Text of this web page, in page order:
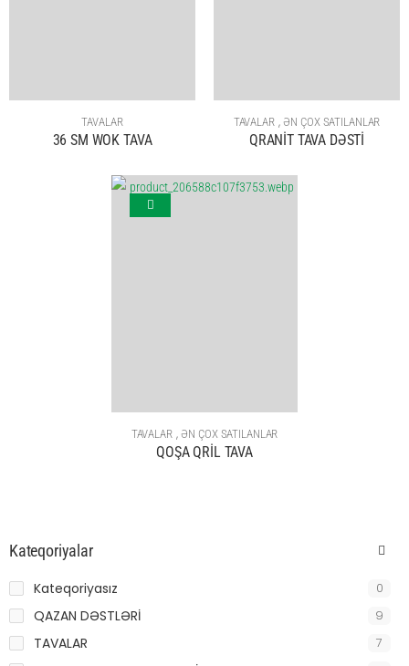
TAVALAR
36 SM WOK TAVA
TAVALAR,ƏN ÇOX SATILANLAR
QRANİT TAVA DƏSTİ
TAVALAR,ƏN ÇOX SATILANLAR
QOŞA QRİL TAVA
Kateqoriyalar
Kateqoriyasız 0
QAZAN DƏSTLƏRİ 9
TAVALAR 7